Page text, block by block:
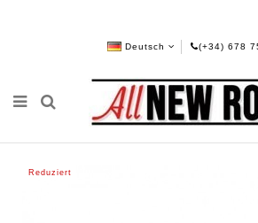
Deutsch (+34) 678
Reduziert